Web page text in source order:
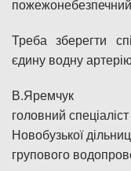
Треба зберегти
єдину водну
В.Яремчук
головний спеціаліст
Новобузької
групового